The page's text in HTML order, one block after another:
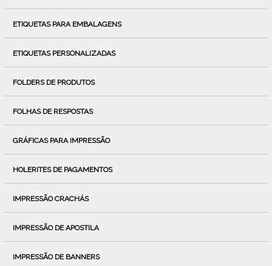
ETIQUETAS PARA EMBALAGENS
ETIQUETAS PERSONALIZADAS
FOLDERS DE PRODUTOS
FOLHAS DE RESPOSTAS
GRÁFICAS PARA IMPRESSÃO
HOLERITES DE PAGAMENTOS
IMPRESSÃO CRACHÁS
IMPRESSÃO DE APOSTILA
IMPRESSÃO DE BANNERS